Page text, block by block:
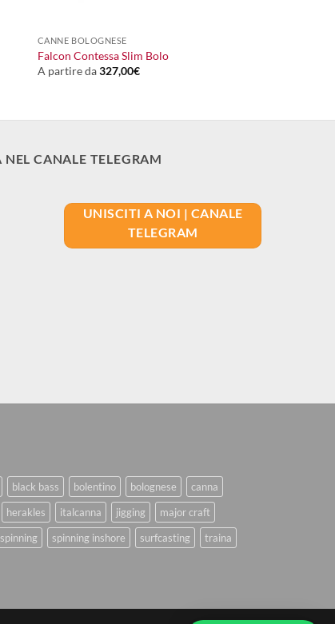
CANNE BOLOGNESE
Falcon Contessa Slim Bolo
A partire da327,00€
NEL CANALE TELEGRAM
UNISCITI A NOI | CANALE
TELEGRAM
black bass bolentino bolognese
canna
herakles italcanna jigging
major craft
spinning spinning inshore surfcasting
traina